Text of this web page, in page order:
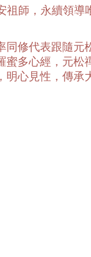
祖師，永續領導
修代表跟隨元
多心經，元松
心見性，傳承